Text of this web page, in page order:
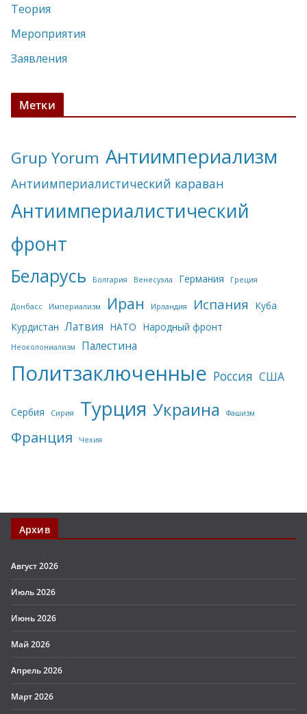
Теория
Мероприятия
Заявления
Метки
Grup Yorum Антиимпериализм
Антиимпериалистический караван
Антиимпериалистический
фронт
Беларусь Болгария Венесуэла Германия Греция
Донбасс Империализм Иран Ирландия Испания
Куба
Курдистан Латвия НАТО Народный фронт
Неоколониализм Палестина
Политзаключенные Россия США
Сербия Сирия Турция Украина Фашизм
Франция Чехия
Архив
Август 2026
Июль 2026
Июнь 2026
Май 2026
Апрель 2026
Март 2026